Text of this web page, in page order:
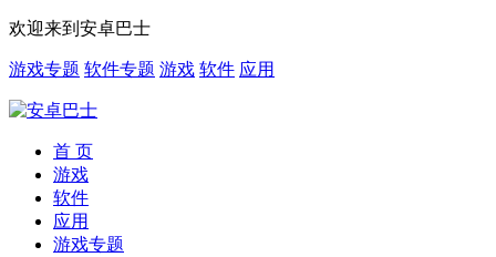
欢迎来到安卓巴士
游戏专题 软件专题 游戏 软件 应用
首 页
游戏
软件
应用
游戏专题